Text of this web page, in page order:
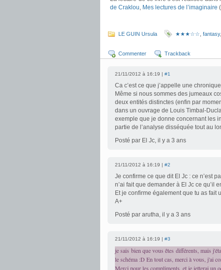
de Craklou, Mes lectures de l’imaginaire
LE GUIN Ursula ★★★☆☆ fantasy,
Commenter Trackback
21/11/2012 à 16:19 | #1
Ca c’est ce que j’appelle une
Même si nous sommes des jumeaux
deux entités distinctes (enfin par
dans un ouvrage de Louis Timbal-
exemple que je donne concernant les
partie de l’analyse disséquée tout au
Posté par El Jc, il y a 3 ans
21/11/2012 à 16:19 | #2
Je confirme ce que dit El Jc : ce n’est
n’ai fait que demander à El Jc ce qu’il
Et je confirme également que tu as fait
A+
Posté par arutha, il y a 3 ans
21/11/2012 à 16:19 | #3
je sais bien que vous êtes différents, mais
le schéma :D En tout cas, merci à vous, j'ai
Merci pour les compliments, et je jetterai un